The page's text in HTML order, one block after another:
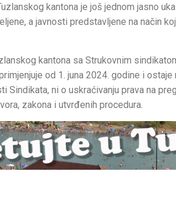
kantona je još jednom jasno
a javnosti predstavljene na način
kantona sa Strukovnim
od 1. juna 2024. godine i ostaje
Sindikata, ni o uskraćivanju prava na
zakona i utvrđenih procedura.